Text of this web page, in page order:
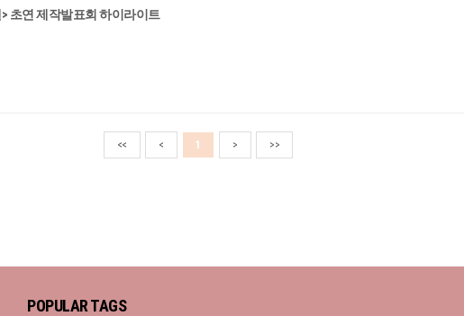
초연 제작발표회 하이라이트
<< < 1 > >>
POPULAR TAGS